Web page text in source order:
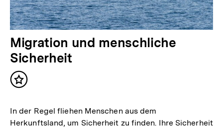
Migration und menschliche
Sicherheit
Inhalt
In der Regel fliehen Menschen aus dem
Herkunftsland, um Sicherheit zu finden. Ihre Sicherheit